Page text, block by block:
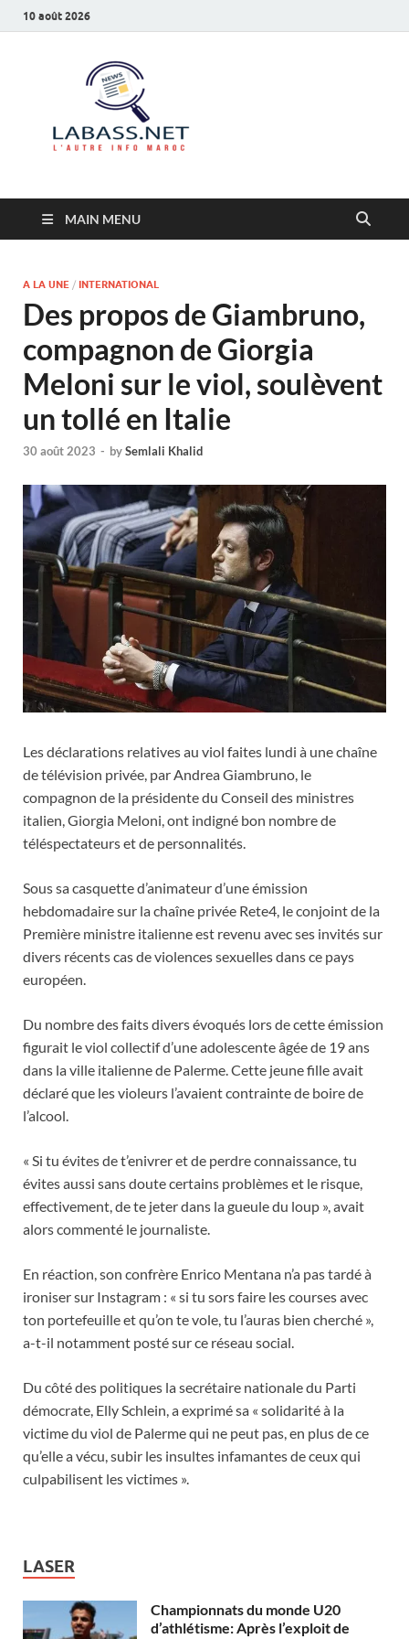
10 août 2026
MAIN MENU
A LA UNE / INTERNATIONAL
Des propos de Giambruno,
compagnon de Giorgia
Meloni sur le viol, soulèvent
un tollé en Italie
30 août 2023 - bySemlali Khalid
Les déclarations relatives au viol faites lundi à une chaîne
de télévision privée, par Andrea Giambruno, le
compagnon de la présidente du Conseil des ministres
italien, Giorgia Meloni, ont indigné bon nombre de
téléspectateurs et de personnalités.
Sous sa casquette d’animateur d’une émission
hebdomadaire sur la chaîne privée Rete4, le conjoint de la
Première ministre italienne est revenu avec ses invités sur
divers récents cas de violences sexuelles dans ce pays
européen.
Du nombre des faits divers évoqués lors de cette émission
figurait le viol collectif d’une adolescente âgée de 19 ans
dans la ville italienne de Palerme. Cette jeune fille avait
déclaré que les violeurs l’avaient contrainte de boire de
l’alcool.
« Si tu évites de t’enivrer et de perdre connaissance, tu
évites aussi sans doute certains problèmes et le risque,
effectivement, de te jeter dans la gueule du loup », avait
alors commenté le journaliste.
En réaction, son confrère Enrico Mentana n’a pas tardé à
ironiser sur Instagram : « si tu sors faire les courses avec
ton portefeuille et qu’on te vole, tu l’auras bien cherché »,
a-t-il notamment posté sur ce réseau social.
Du côté des politiques la secrétaire nationale du Parti
démocrate, Elly Schlein, a exprimé sa « solidarité à la
victime du viol de Palerme qui ne peut pas, en plus de ce
qu’elle a vécu, subir les insultes infamantes de ceux qui
culpabilisent les victimes ».
LASER
Championnats du monde U20
d’athlétisme: Après l’exploit de